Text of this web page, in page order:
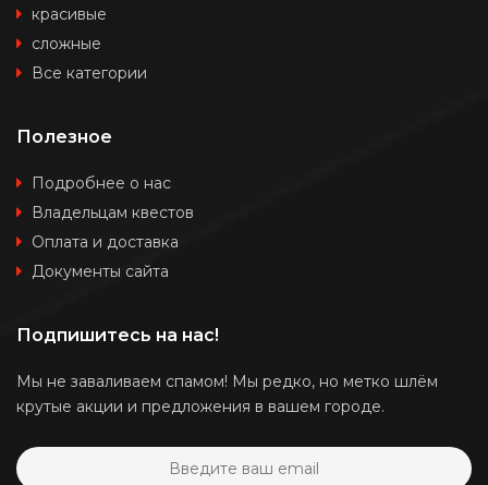
красивые
сложные
Все категории
Полезное
Подробнее о нас
Владельцам квестов
Оплата и доставка
Документы сайта
Подпишитесь на нас!
Мы не заваливаем спамом! Мы редко, но метко шлём
крутые акции и предложения в вашем городе.